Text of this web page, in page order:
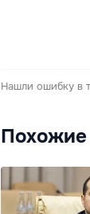
Нашли ошибку в
Похожие